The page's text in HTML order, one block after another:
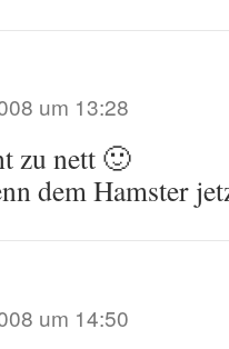
um 13:28
zu nett 🙂
dem Hamster
um 14:50